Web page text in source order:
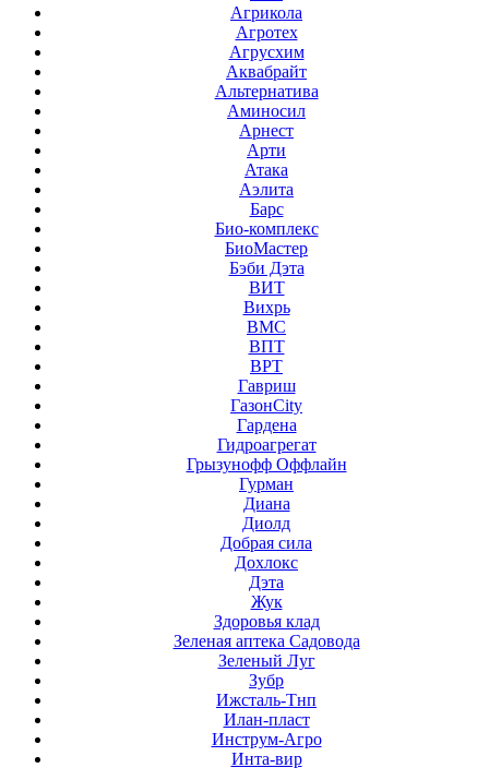
Агрикола
Агротех
Агрусхим
Аквабрайт
Альтернатива
Аминосил
Арнест
Арти
Атака
Аэлита
Барс
Био-комплекс
БиоМастер
Бэби Дэта
ВИТ
Вихрь
ВМС
ВПТ
ВРТ
Гавриш
ГазонCity
Гардена
Гидроагрегат
Грызунофф Оффлайн
Гурман
Диана
Диолд
Добрая сила
Дохлокс
Дэта
Жук
Здоровья клад
Зеленая аптека Садовода
Зеленый Луг
Зубр
Ижсталь-Тнп
Илан-пласт
Инструм-Агро
Инта-вир